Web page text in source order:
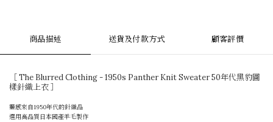
商品描述 送貨及付款方式 顧客評價
［ The Blurred Clothing - 1950s Panther Knit Sweater 50年代黑豹圖
樣針織上衣 ］
靈感來自1950年代的針織品
選用高品質日本國產羊毛製作